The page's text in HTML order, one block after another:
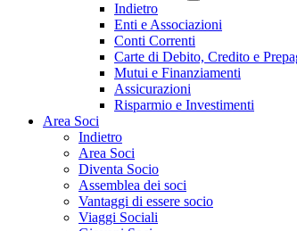
Indietro
Enti e Associazioni
Conti Correnti
Carte di Debito, Credito e
Mutui e Finanziamenti
Assicurazioni
Risparmio e Investimenti
Area Soci
Indietro
Area Soci
Diventa Socio
Assemblea dei soci
Vantaggi di essere socio
Viaggi Sociali